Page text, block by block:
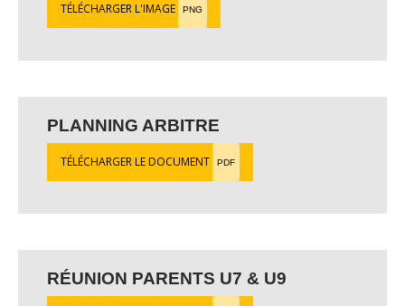
TÉLÉCHARGER L'IMAGE PNG
PLANNING ARBITRE
TÉLÉCHARGER LE DOCUMENT PDF
RÉUNION PARENTS U7 & U9